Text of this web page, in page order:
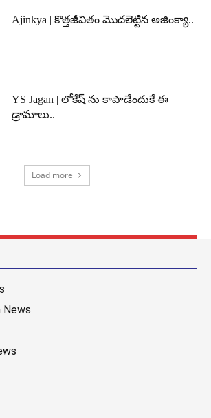
Ajinkya | కొత్తజీవితం మొదలెట్టిన అజింక్యా..
YS Jagan | లోకేష్ ను కాపాడేందుకే ఈ
డ్రామాలు..
Load more
News